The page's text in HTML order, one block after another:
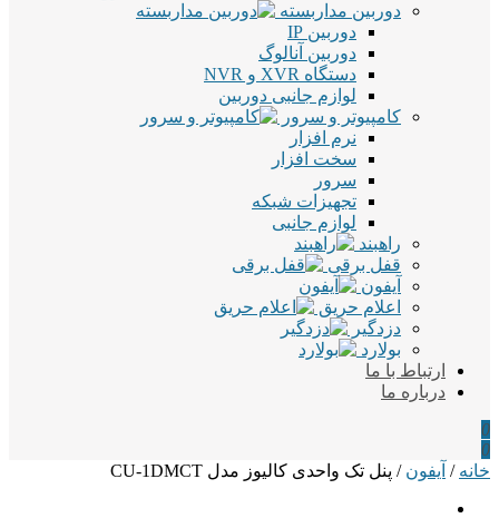
دوربین مداربسته
دوربین IP
دوربین آنالوگ
دستگاه XVR و NVR
لوازم جانبی دوربین
کامپیوتر و سرور
نرم افزار
سخت افزار
سرور
تجهیزات شبکه
لوازم جانبی
راهبند
قفل برقی
آیفون
اعلام حریق
دزدگیر
بولارد
ارتباط با ما
درباره ما
0
0
خانه / آیفون / پنل تک واحدی کالیوز مدل CU-1DMCT